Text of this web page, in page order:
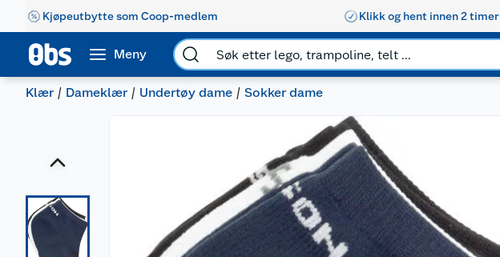
Kjøpeutbytte som Coop-medlem Klikk og hent innen 2 timer
Meny
Klær Dameklær Undertøy dame Sokker dame